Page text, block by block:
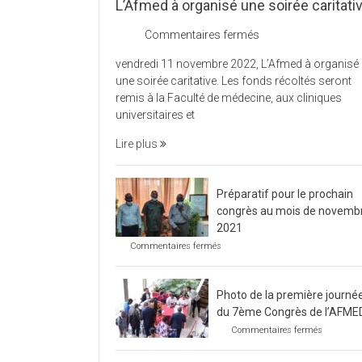
L’Afmed à organisé une soirée
Commentaires fermés
à
organisé
une
vendredi 11 novembre 2022, L’Afmed à organisé
une soirée caritative. Les fonds récoltés seront
remis à la Faculté de médecine, aux cliniques
universitaires et
Lire plus
Préparatif pour le prochain
congrès au mois de
2021
Commentaires fermés
prochain
congrès
mois
de
Photo de la première
du 7ème Congrès de
Commentaires fermés